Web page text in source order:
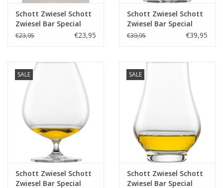
Schott Zwiesel Schott
Zwiesel Bar Special
(Classico) Grappaglas
€23,95 €23,95
Schott Zwiesel Schott
Zwiesel Bar Special
Champagnecoupe 8 -
€39,95 €39,95
SALE
Schott Zwiesel Schott
Zwiesel Bar Special
SALE
Schott Zwiesel Schott
Zwiesel Bar Special